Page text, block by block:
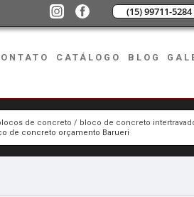
(15) 99711-5284
CATÁLOGO BLOG
de concreto
bloco de concreto
de concreto orçamento Barueri